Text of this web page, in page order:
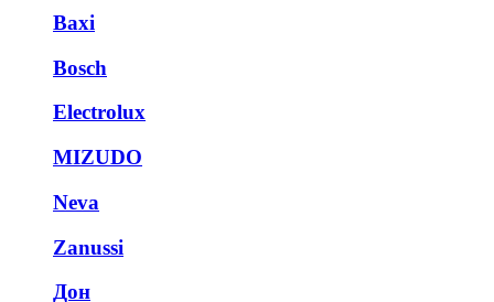
Baxi
Bosch
Electrolux
MIZUDO
Neva
Zanussi
Дон